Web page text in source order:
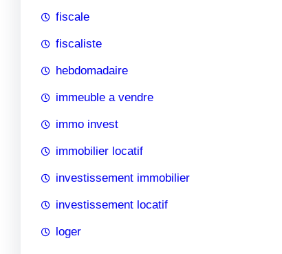
fiscale
fiscaliste
hebdomadaire
immeuble a vendre
immo invest
immobilier locatif
investissement immobilier
investissement locatif
loger